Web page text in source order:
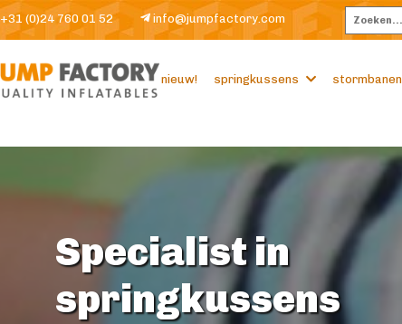
+31 (0)24 760 01 52 info@jumpfactory.com
nieuw! springkussens stormbanen
Specialist in
springkussens